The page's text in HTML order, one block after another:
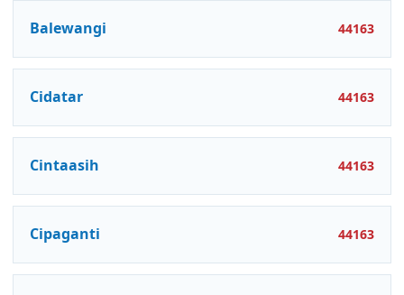
Balewangi 44163
Cidatar 44163
Cintaasih 44163
Cipaganti 44163